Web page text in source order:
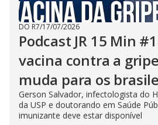
DO R7/17/07/2026
Podcast JR 15 Min
vacina contra a
muda para os
Gerson Salvador, infectologista do
da USP e doutorando em Saúde
imunizante deve estar disponível